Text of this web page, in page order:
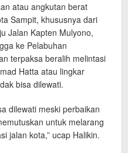
atau angkutan berat
Sampit, khususnya dari
Jalan Kapten Mulyono,
ke Pelabuhan
terpaksa beralih melintasi
Hatta atau lingkar
bisa dilewati.
dilewati meski perbaikan
untuk melarang
jalan kota,” ucap Halikin.